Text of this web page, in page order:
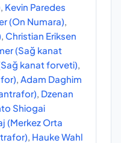
Kevin Paredes
(On Numara)
Christian Eriksen
(Sağ kanat
kanat forveti)
Adam Daghim
Dzenan
Shiogai
(Merkez Orta
Hauke Wahl